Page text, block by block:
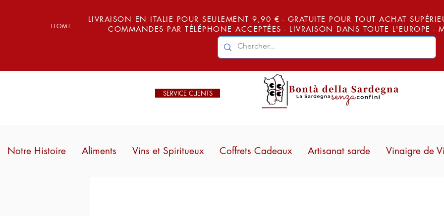
HOME
LIVRAISON EN ITALIE POUR SEULEMENT 9,90 € - GRATUITE POUR TOUT ACHAT
COMMANDES PAR TÉLÉPHONE ACCEPTÉES - LIVRAISON DANS TOUTE L'EUROPE
SERVICE CLIENTS
Notre Histoire Aliments Vins et Spiritueux Coffrets Cadeaux Artisanat sarde Vinaigre de